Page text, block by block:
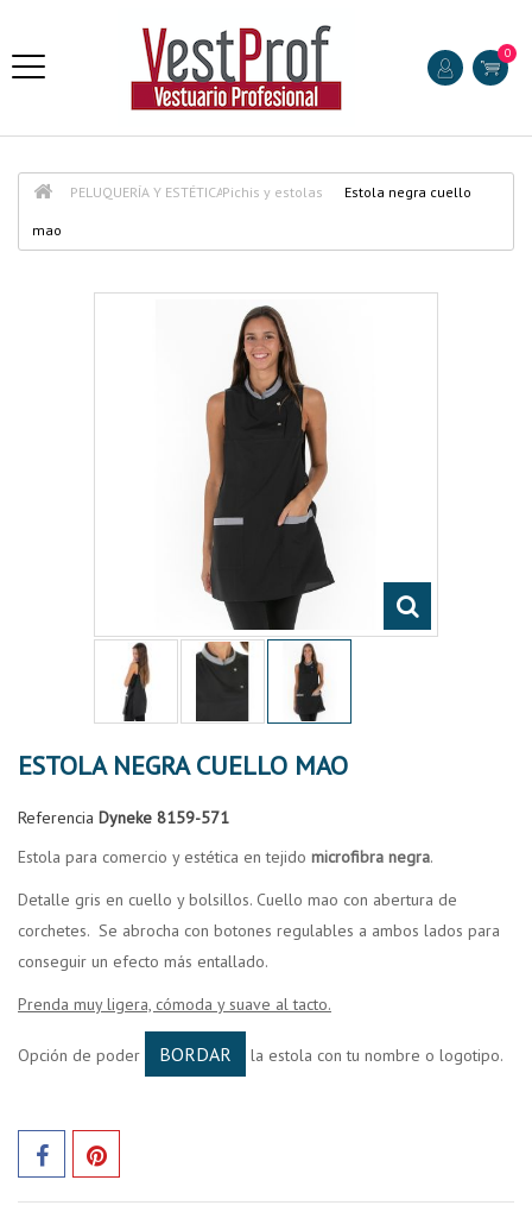
0
PELUQUERÍA Y ESTÉTICAPichis y estolas Estola negra cuello
mao
ESTOLA NEGRA CUELLO MAO
Referencia Dyneke 8159-571
Estola para comercio y estética en tejido microfibra negra.
Detalle gris en cuello y bolsillos. Cuello mao con abertura de
corchetes. Se abrocha con botones regulables a ambos lados para
conseguir un efecto más entallado.
Prenda muy ligera, cómoda y suave al tacto.
Opción de poder BORDAR la estola con tu nombre o logotipo.